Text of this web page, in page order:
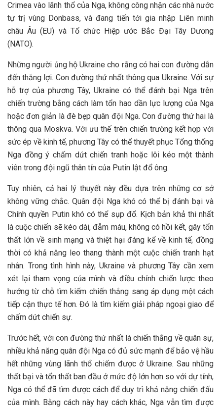
Crimea vào lãnh thổ của Nga, không công nhận các nhà nước
tự trị vùng Donbass, và đang tiến tới gia nhập Liên minh
châu Âu (EU) và Tổ chức Hiệp ước Bắc Đại Tây Dương
(NATO).
Những người ủng hộ Ukraine cho rằng có hai con đường dẫn
đến thắng lợi. Con đường thứ nhất thông qua Ukraine. Với sự
hỗ trợ của phương Tây, Ukraine có thể đánh bại Nga trên
chiến trường bằng cách làm tổn hao dần lực lượng của Nga
hoặc đơn giản là đè bẹp quân đội Nga. Con đường thứ hai là
thông qua Moskva. Với ưu thế trên chiến trường kết hợp với
sức ép về kinh tế, phương Tây có thể thuyết phục Tổng thống
Nga đồng ý chấm dứt chiến tranh hoặc lôi kéo một thành
viên trong đội ngũ thân tín của Putin lật đổ ông.
Tuy nhiên, cả hai lý thuyết này đều dựa trên những cơ sở
không vững chắc. Quân đội Nga khó có thể bị đánh bại và
Chính quyền Putin khó có thể sụp đổ. Kịch bản khả thi nhất
là cuộc chiến sẽ kéo dài, đẫm máu, không có hồi kết, gây tổn
thất lớn về sinh mạng và thiệt hại đáng kể về kinh tế, đồng
thời có khả năng leo thang thành một cuộc chiến tranh hạt
nhân. Trong tình hình này, Ukraine và phương Tây cần xem
xét lại tham vọng của mình và điều chỉnh chiến lược theo
hướng từ chỗ tìm kiếm chiến thắng sang áp dụng một cách
tiếp cận thực tế hơn. Đó là tìm kiếm giải pháp ngoại giao để
chấm dứt chiến sự.
Trước hết, với con đường thứ nhất là chiến thắng về quân sự,
nhiều khả năng quân đội Nga có đủ sức mạnh để bảo vệ hầu
hết những vùng lãnh thổ chiếm được ở Ukraine. Sau những
thất bại và tổn thất ban đầu ở mức độ lớn hơn so với dự tính,
Nga có thể đã tìm được cách để duy trì khả năng chiến đấu
của mình. Bằng cách này hay cách khác, Nga vẫn tìm được